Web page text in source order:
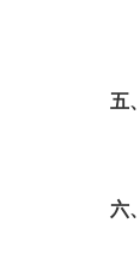
五
六